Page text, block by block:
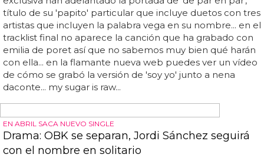
La portada de 'De par en par', el nuevo disco de
Marta Sánchez
marta sánchez ha estrenado nueva web oficial y como